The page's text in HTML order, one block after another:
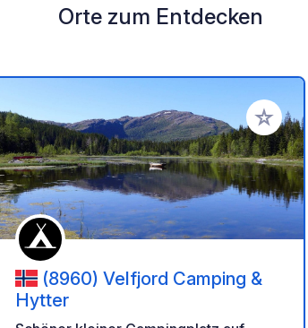
Orte zum Entdecken
hinzufügen Zu Ihren
(8960) Velfjord Camping &
Hytter